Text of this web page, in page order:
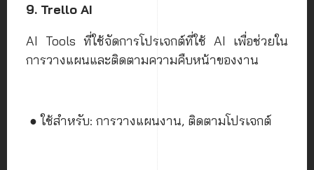
9. Trello AI
AI Tools ที่ใช้จัดการโปรเจกต์ที่ใช้ AI เพื่อช่วยใน
การวางแผนและติดตามความคืบหน้าของงาน
● ใช้สำหรับ: การวางแผนงาน, ติดตามโปรเจกต์